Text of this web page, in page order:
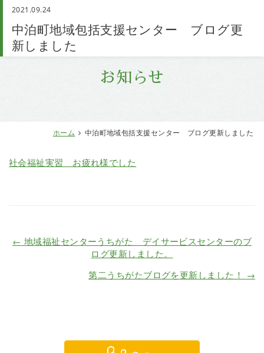
お知らせ
ホーム 中泊町地域包括支援センター ブログ更新しました
2021.09.24
中泊町地域包括支援センター ブログ更
新しました
社会福祉実習 お疲れ様でした
← 地域福祉センターうちがた デイサービスセンターのブ
ログ更新しました。
第二うちがたブログを更新しました！
→